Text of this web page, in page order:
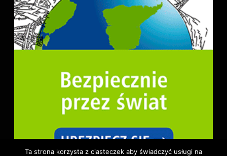
Ta strona korzysta z ciasteczek aby świadczyć usługi na